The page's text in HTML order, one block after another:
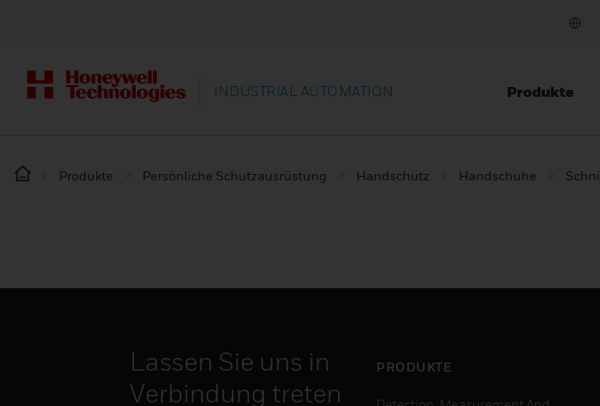
INDUSTRIAL AUTOMATION Produkte
Produkte Persönliche Schutzausrüstung Handschutz Handschuhe
Lassen Sie uns in
Verbindung treten
PRODUKTE